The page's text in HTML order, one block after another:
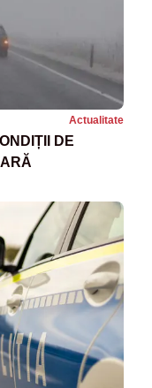
Actualitate
DE